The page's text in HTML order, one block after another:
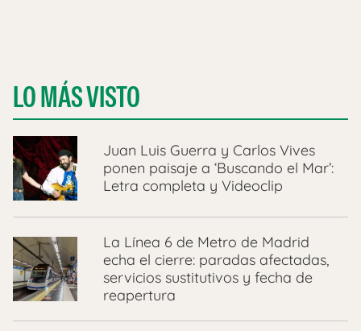
LO MÁS VISTO
Juan Luis Guerra y Carlos Vives
ponen paisaje a ‘Buscando el Mar’:
Letra completa y Videoclip
La Línea 6 de Metro de Madrid
echa el cierre: paradas afectadas,
servicios sustitutivos y fecha de
reapertura